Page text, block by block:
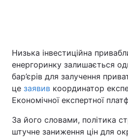
Низька інвестиційна
енергоринку залишається
бар’єрів для залучення
це заявив координатор
Економічної експертної
За його словами, політика
штучне заниження цін для